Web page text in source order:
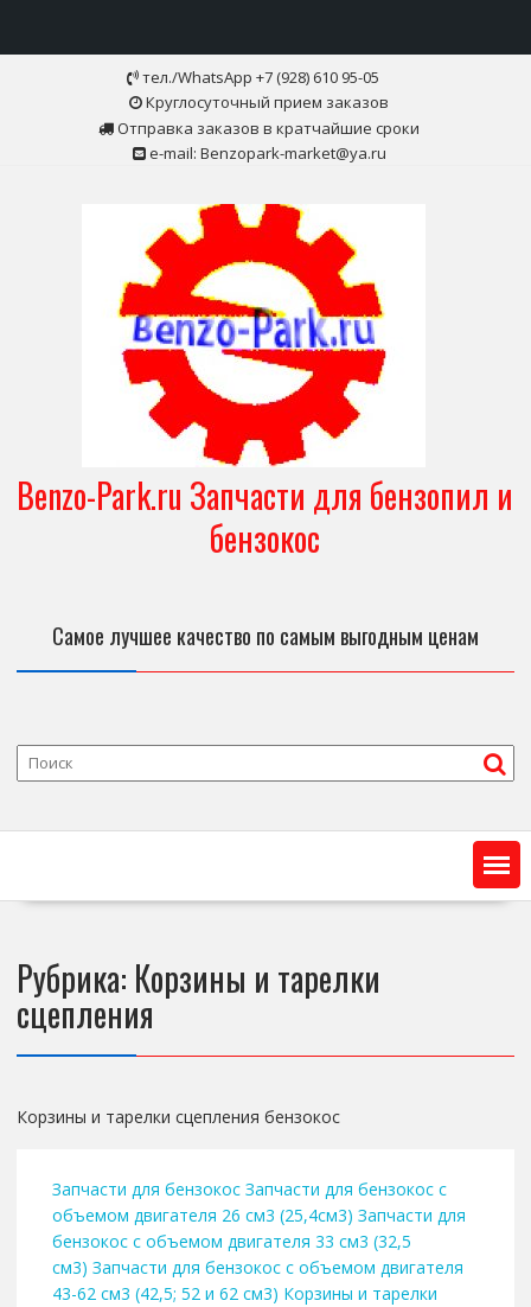
тел./WhatsApp +7 (928) 610 95-05
Круглосуточный прием заказов
Отправка заказов в кратчайшие сроки
e-mail: Benzopark-market@ya.ru
Benzo-Park.ru Запчасти для бензопил и
бензокос
Самое лучшее качество по самым выгодным ценам
Рубрика: Корзины и тарелки
сцепления
Корзины и тарелки сцепления бензокос
Запчасти для бензокос Запчасти для бензокос с
объемом двигателя 26 см3 (25,4см3) Запчасти для
бензокос с объемом двигателя 33 см3 (32,5
см3) Запчасти для бензокос с объемом двигателя
43-62 см3 (42,5; 52 и 62 см3) Корзины и тарелки